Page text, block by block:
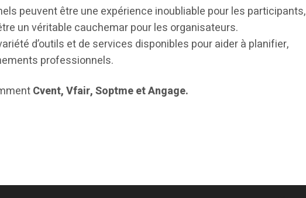
peuvent être une expérience inoubliable pour les participants,
un véritable cauchemar pour les organisateurs.
d’outils et de services disponibles pour aider à planifier,
professionnels.
Cvent, Vfair, Soptme et Angage.